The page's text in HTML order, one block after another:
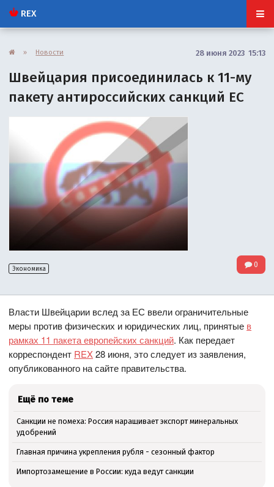
REX
» Новости 28 июня 2023 15:13
Швейцария присоединилась к 11-му
пакету антироссийских санкций ЕС
Экономика 0
Власти Швейцарии вслед за ЕС ввели ограничительные
меры против физических и юридических лиц, принятые в
рамках 11 пакета европейских санкций. Как передает
корреспондент REX28 июня, это следует из заявления,
опубликованного на сайте правительства.
Ещё по теме
Санкции не помеха: Россия наращивает экспорт минеральных
удобрений
Главная причина укрепления рубля - сезонный фактор
Импортозамещение в России: куда ведут санкции